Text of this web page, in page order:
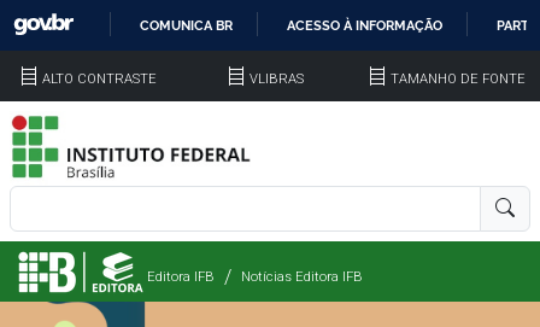
COMUNICA BR ACESSO À INFORMAÇÃO
ALTO CONTRASTE VLIBRAS TAMANHO DE FONTE
Editora IFB Notícias Editora IFB